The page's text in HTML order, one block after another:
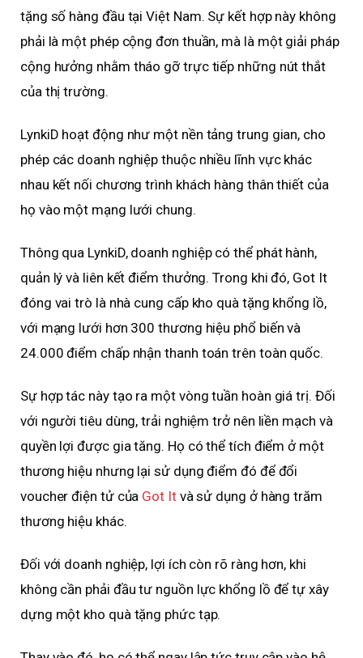
tặng số hàng đầu tại Việt Nam. Sự kết hợp này không
phải là một phép cộng đơn thuần, mà là một giải pháp
cộng hưởng nhằm tháo gỡ trực tiếp những nút thắt
của thị trường.
LynkiD hoạt động như một nền tảng trung gian, cho
phép các doanh nghiệp thuộc nhiều lĩnh vực khác
nhau kết nối chương trình khách hàng thân thiết của
họ vào một mạng lưới chung.
Thông qua LynkiD, doanh nghiệp có thể phát hành,
quản lý và liên kết điểm thưởng. Trong khi đó, Got It
đóng vai trò là nhà cung cấp kho quà tặng khổng lồ,
với mạng lưới hơn 300 thương hiệu phổ biến và
24.000 điểm chấp nhận thanh toán trên toàn quốc.
Sự hợp tác này tạo ra một vòng tuần hoàn giá trị. Đối
với người tiêu dùng, trải nghiệm trở nên liền mạch và
quyền lợi được gia tăng. Họ có thể tích điểm ở một
thương hiệu nhưng lại sử dụng điểm đó để đổi
voucher điện tử của Got Itvà sử dụng ở hàng trăm
thương hiệu khác.
Đối với doanh nghiệp, lợi ích còn rõ ràng hơn, khi
không cần phải đầu tư nguồn lực khổng lồ để tự xây
dựng một kho quà tặng phức tạp.